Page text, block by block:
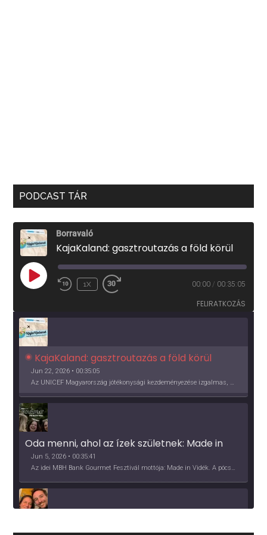
PODCAST TÁR
Borravaló
KajaKaland: gasztroutazás a föld körül
PLAY
EPISODE
1X 00:00 / 00:35:05
FELIRATKOZÁS
KajaKaland: gasztroutazás a föld körül
Jun 22, 2026 • 00:35:05
Az UNICEF Magyarország jótékonysági kezdeményezése izgalmas, egész éves világkörüli ízutazásra hív, igazi családi program és gasztroedukáció, illetve segítség a rászorulóknak is egyben.
Oda menni, ahol az ízek születnek: Made in
Vidék, Gourmet Fesztivál 2026
Jun 5, 2026 • 00:35:41
Az idei MBH Bank Gourmet Fesztivál mottója: Made in Vidék. A pócsmegyeri Papi, a mályinkai Iszkor és a szigligeti Villa Kabala tulajdonosai beszélnek arról, hogy mit jelentenek nekik a vidék ízei.